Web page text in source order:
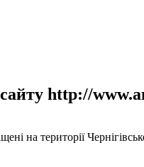
http://
на території